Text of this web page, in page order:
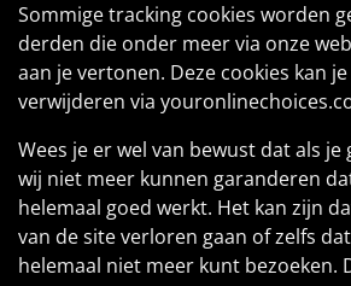
Sommige tracking cookies worden
derden die onder meer via onze
aan je vertonen. Deze cookies kan
verwijderen via
Wees je er wel van bewust dat als je
wij niet meer kunnen garanderen
helemaal goed werkt. Het kan zijn
van de site verloren gaan of zelfs
helemaal niet meer kunt bezoeken.